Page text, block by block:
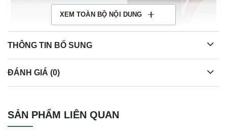
XEM TOÀN BỘ NỘI DUNG
THÔNG TIN BỔ SUNG
ĐÁNH GIÁ (0)
SẢN PHẨM LIÊN QUAN